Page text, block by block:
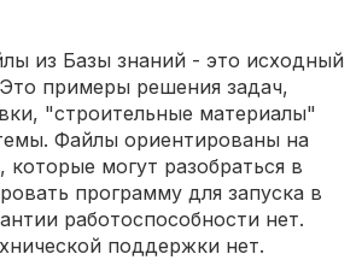
из Базы знаний - это исходный
примеры решения задач,
"строительные материалы"
Файлы ориентированы на
которые могут разобраться в
программу для запуска в
работоспособности нет.
поддержки нет.